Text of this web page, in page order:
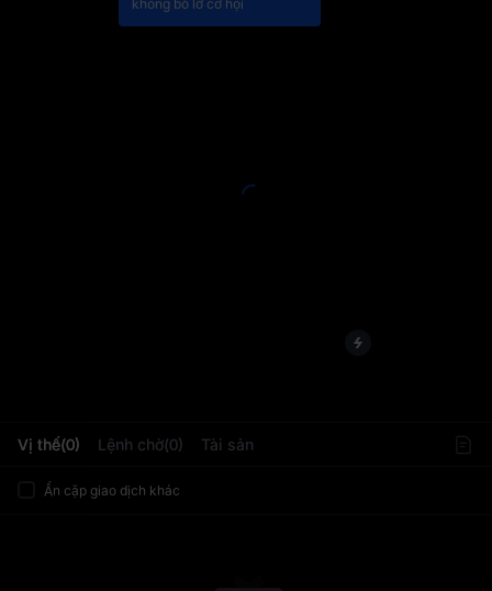
Vị thế(0) Lệnh chờ(0) Tài sản
Ẩn cặp giao dịch khác
không bỏ lỡ cơ hội